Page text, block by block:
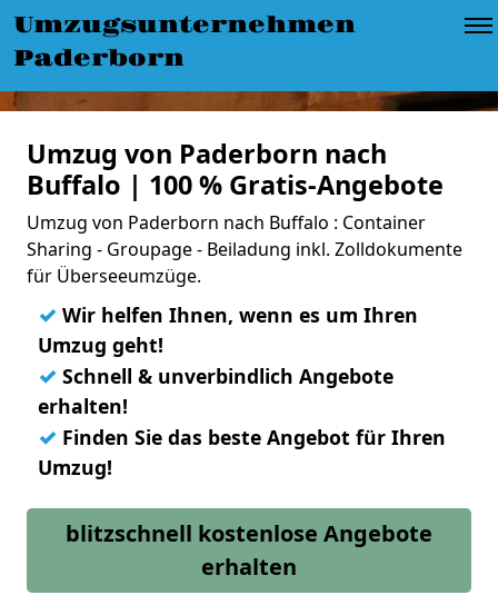
Umzugsunternehmen
Paderborn
Umzug von Paderborn nach
Buffalo | 100 % Gratis-Angebote
Umzug von Paderborn nach Buffalo : Container
Sharing - Groupage - Beiladung inkl. Zolldokumente
für Überseeumzüge.
✓ Wir helfen Ihnen, wenn es um Ihren
Umzug geht!
✓ Schnell & unverbindlich Angebote
erhalten!
✓ Finden Sie das beste Angebot für Ihren
Umzug!
blitzschnell kostenlose Angebote
erhalten